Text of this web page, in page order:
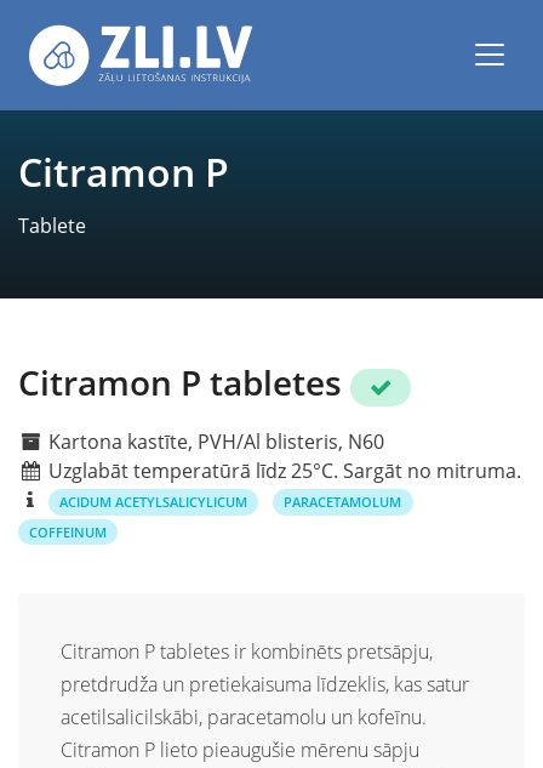
Citramon P
Tablete
Citramon P tabletes
Kartona kastīte, PVH/Al blisteris, N60
Uzglabāt temperatūrā līdz 25°C. Sargāt no mitruma.
ACIDUM ACETYLSALICYLICUM
PARACETAMOLUM
COFFEINUM
Citramon P tabletes ir kombinēts pretsāpju,
pretdrudža un pretiekaisuma līdzeklis, kas satur
acetilsalicilskābi, paracetamolu un kofeīnu.
Citramon P lieto pieaugušie mērenu sāpju